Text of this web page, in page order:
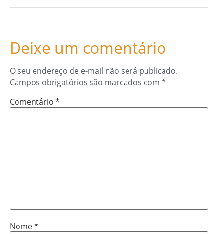
Deixe um comentário
O seu endereço de e-mail não será publicado.
Campos obrigatórios são marcados com *
Comentário *
Nome*